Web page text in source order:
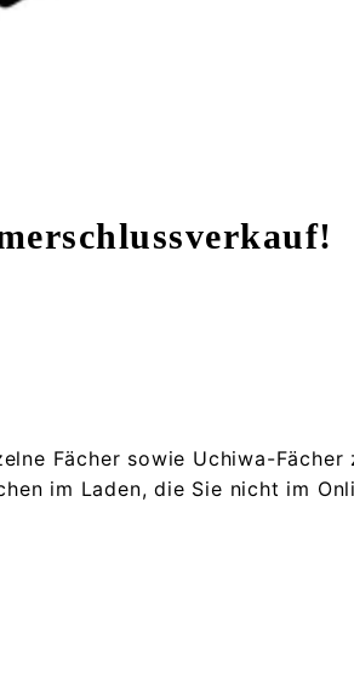
Fächer sowie Uchiwa-Fächer
im Laden, die Sie nicht im